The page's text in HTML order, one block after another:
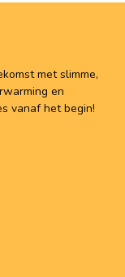
met slimme,
en
vanaf het begin!